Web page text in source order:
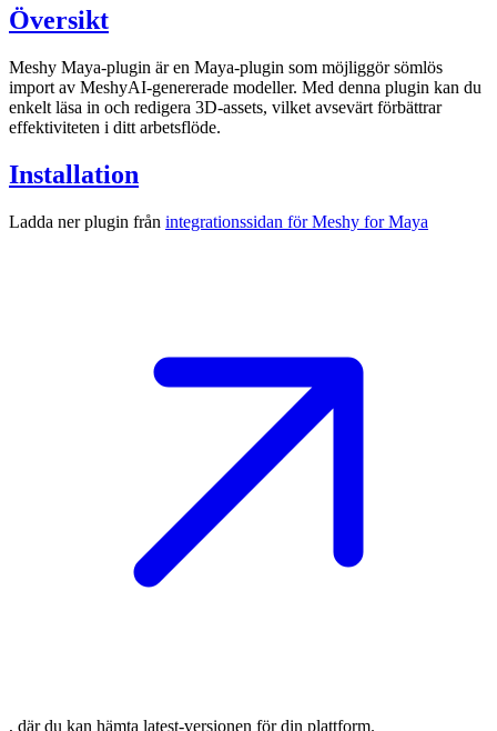
Översikt
Meshy Maya-plugin är en Maya-plugin som möjliggör sömlös
import av MeshyAI-genererade modeller. Med denna plugin kan du
enkelt läsa in och redigera 3D-assets, vilket avsevärt förbättrar
effektiviteten i ditt arbetsflöde.
Installation
Ladda ner plugin från integrationssidan för Meshy for Maya
, där du kan hämta latest-versionen för din plattform.